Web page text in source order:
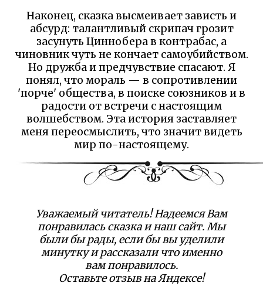
Наконец, сказка высмеивает зависть и
абсурд: талантливый скрипач грозит
засунуть Циннобера в контрабас, а
чиновник чуть не кончает самоубийством.
Но дружба и предчувствие спасают. Я
понял, что мораль — в сопротивлении
'порче' общества, в поиске союзников и в
радости от встречи с настоящим
волшебством. Эта история заставляет
меня переосмыслить, что значит видеть
мир по-настоящему.
Уважаемый читатель! Надеемся Вам
понравилась сказка и наш сайт. Мы
были бы рады, если бы вы уделили
минутку и рассказали что именно
вам понравилось.
Оставьте отзыв на Яндексе!